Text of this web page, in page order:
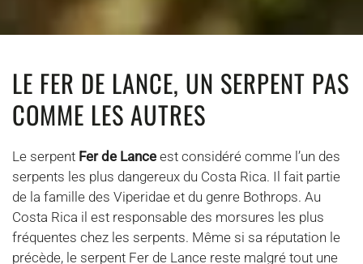
LE FER DE LANCE, UN SERPENT PAS
COMME LES AUTRES
Le serpent Fer de Lance est considéré comme l’un des
serpents les plus dangereux du Costa Rica. Il fait partie
de la famille des Viperidae et du genre Bothrops. Au
Costa Rica il est responsable des morsures les plus
fréquentes chez les serpents. Même si sa réputation le
précède, le serpent Fer de Lance reste malgré tout une